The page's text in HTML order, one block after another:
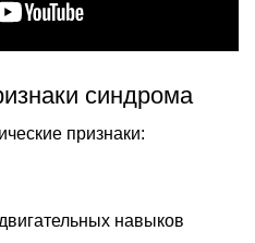
синдрома
признаки:
навыков